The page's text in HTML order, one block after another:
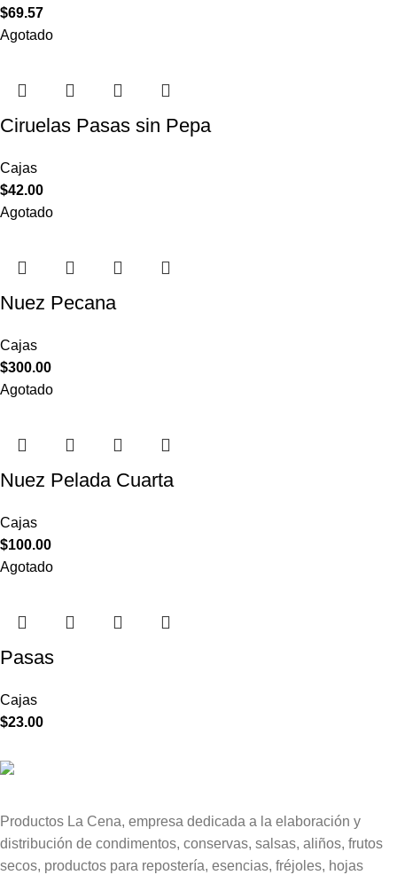
$69.57
Agotado
Ciruelas Pasas sin Pepa
Cajas
$42.00
Agotado
Nuez Pecana
Cajas
$300.00
Agotado
Nuez Pelada Cuarta
Cajas
$100.00
Agotado
Pasas
Cajas
$23.00
Productos La Cena, empresa dedicada a la elaboración y
distribución de condimentos, conservas, salsas, aliños, frutos
secos, productos para repostería, esencias, fréjoles, hojas